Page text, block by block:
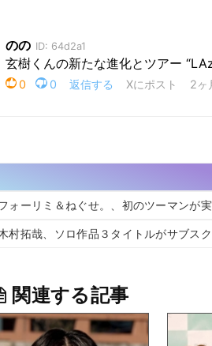
ォーリミ＆ねぐせ。、初のツーマンが
村拓哉、ソロ作品３タイトルがサブス
関連する記事